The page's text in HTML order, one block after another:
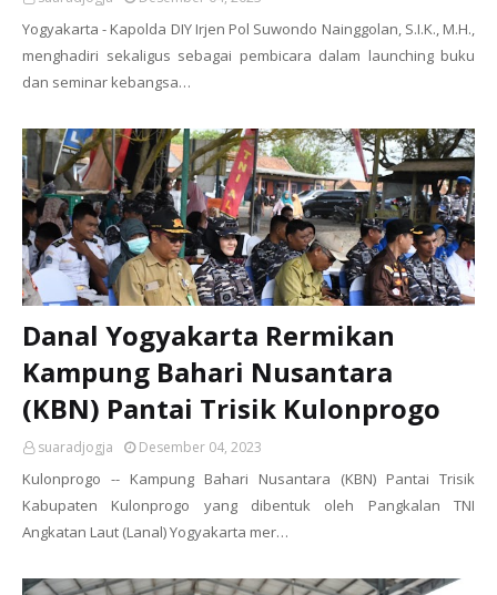
Yogyakarta - Kapolda DIY Irjen Pol Suwondo Nainggolan, S.I.K., M.H.,
menghadiri sekaligus sebagai pembicara dalam launching buku
dan seminar kebangsa…
Danal Yogyakarta Rermikan
Kampung Bahari Nusantara
(KBN) Pantai Trisik Kulonprogo
suaradjogja Desember 04, 2023
Kulonprogo -- Kampung Bahari Nusantara (KBN) Pantai Trisik
Kabupaten Kulonprogo yang dibentuk oleh Pangkalan TNI
Angkatan Laut (Lanal) Yogyakarta mer…